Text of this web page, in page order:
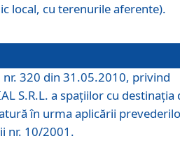
local, cu terenurile aferente).
nr. 320 din 31.05.2010, privind
S.R.L. a spaţiilor cu destinaţia
în urma aplicării
nr. 10/2001.